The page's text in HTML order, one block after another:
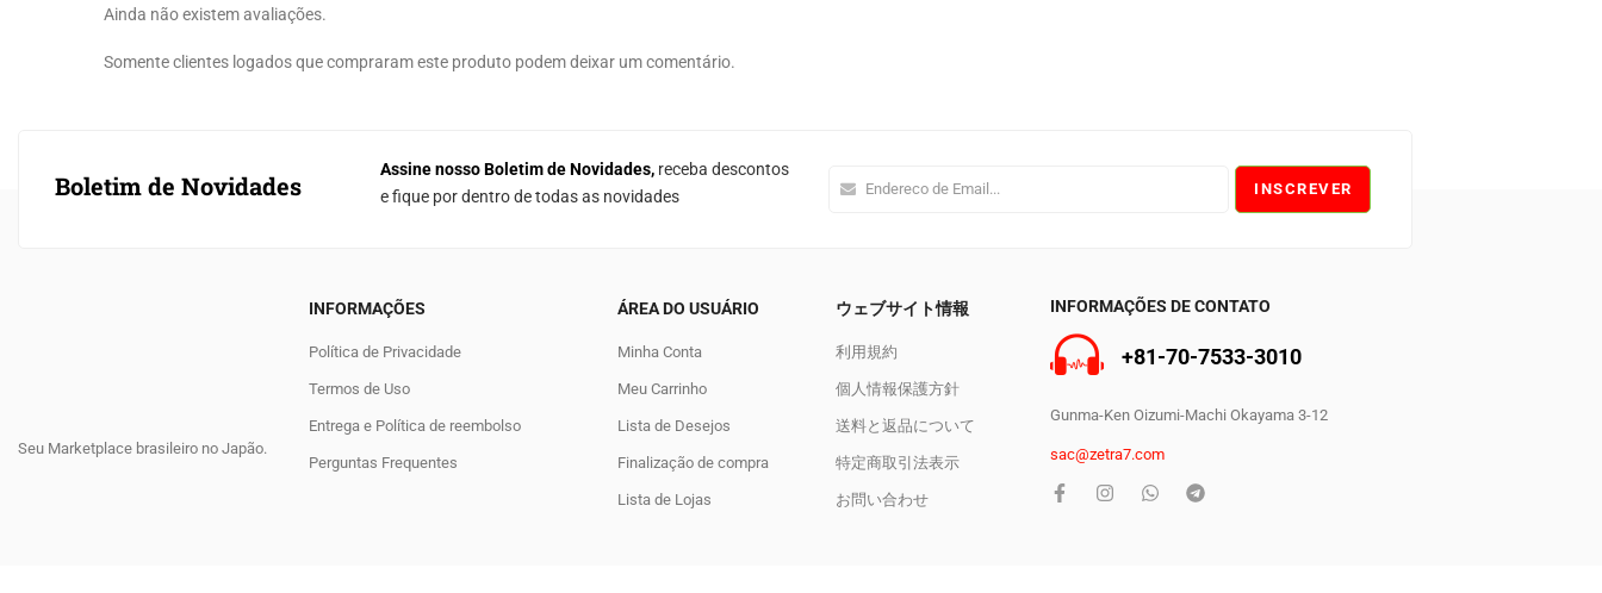
Ainda não existem avaliações.
Somente clientes logados que compraram este produto podem deixar um comentário.
Boletim de Novidades
Assine nosso Boletim de Novidades, receba descontos
e fique por dentro de todas as novidades
INSCREVER
Seu Marketplace brasileiro no Japão.
INFORMAÇÕES
Política de Privacidade
Termos de Uso
Entrega e Política de reembolso
Perguntas Frequentes
ÁREA DO USUÁRIO
Minha Conta
Meu Carrinho
Lista de Desejos
Finalização de compra
Lista de Lojas
ウェブサイト情報
利用規約
個人情報保護方針
送料と返品について
特定商取引法表示
お問い合わせ
INFORMAÇÕES DE CONTATO
+81-70-7533-3010
Gunma-Ken Oizumi-Machi Okayama 3-12
sac@zetra7.com